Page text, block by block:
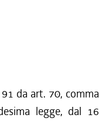
da art. 70, comma
legge, dal 16